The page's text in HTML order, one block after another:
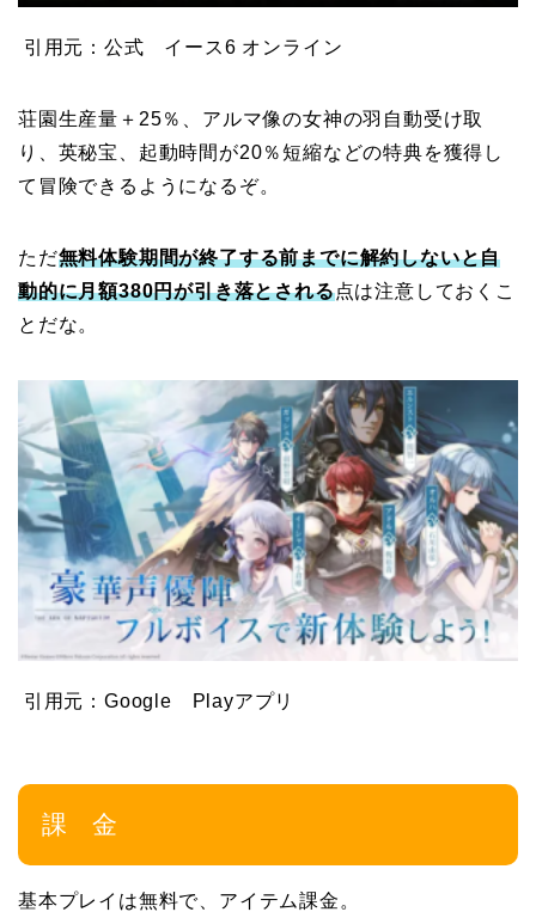
引用元：公式 イース6 オンライン
荘園生産量＋25％、アルマ像の女神の羽自動受け取
り、英秘宝、起動時間が20％短縮などの特典を獲得し
て冒険できるようになるぞ。
ただ無料体験期間が終了する前までに解約しないと自
動的に月額380円が引き落とされる点は注意しておくこ
とだな。
引用元：Google Playアプリ
課 金
基本プレイは無料で、アイテム課金。